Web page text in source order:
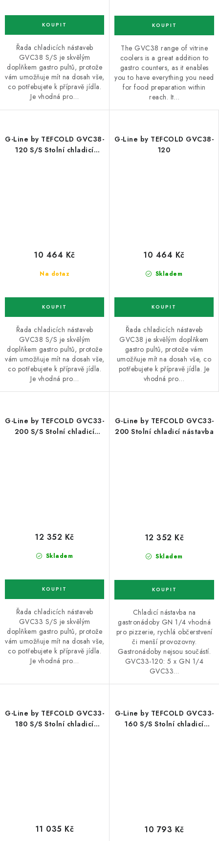
Řada chladicích nástaveb
GVC38 S/S je skvělým
doplňkem gastro pultů, protože
vám umožňuje mít na dosah vše,
co potřebujete k přípravě jídla.
Je vhodná pro…
The GVC38 range of vitrine
coolers is a great addition to
gastro counters, as it enables
you to have everything you need
for food preparation within
reach. It…
G-Line by TEFCOLD GVC38-
120 S/S Stolní chladicí
Na dotaz
10 464 Kč
Řada chladicích nástaveb
GVC38 S/S je skvělým
doplňkem gastro pultů, protože
vám umožňuje mít na dosah vše,
co potřebujete k přípravě jídla.
Je vhodná pro…
G-Line by TEFCOLD GVC38-
120
Skladem
10 464 Kč
Řada chladicích nástaveb
GVC38 je skvělým doplňkem
gastro pultů, protože vám
umožňuje mít na dosah vše, co
potřebujete k přípravě jídla. Je
vhodná pro…
G-Line by TEFCOLD GVC33-
200 S/S Stolní chladicí
Skladem
12 352 Kč
Řada chladicích nástaveb
GVC33 S/S je skvělým
doplňkem gastro pultů, protože
vám umožňuje mít na dosah vše,
co potřebujete k přípravě jídla.
Je vhodná pro…
G-Line by TEFCOLD GVC33-
200 Stolní chladicí nástavba
Skladem
12 352 Kč
Chladicí nástavba na
gastronádoby GN 1/4 vhodná
pro pizzerie, rychlá občerstvení
či menší provozovny.
Gastronádoby nejsou součástí.
GVC33-120: 5 x GN 1/4
GVC33…
G-Line by TEFCOLD GVC33-
180 S/S Stolní chladicí
11 035 Kč
G-Line by TEFCOLD GVC33-
160 S/S Stolní chladicí
10 793 Kč